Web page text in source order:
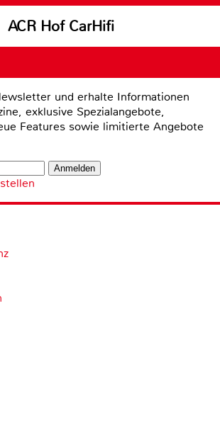
ACR Hof CarHifi
und erhalte Informationen
exklusive Spezialangebote,
Features sowie limitierte Angebote